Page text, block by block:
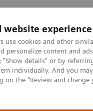
website experience
use cookies and other
personalize content and
"Show details" or by
individually. And you
on the "Review and
情報 Insights
fit TAKUMI Gallery